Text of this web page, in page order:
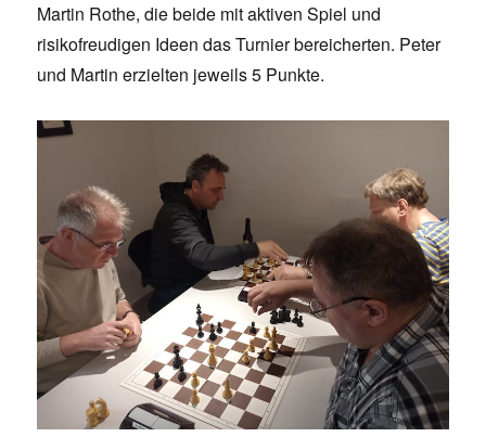
Martin Rothe, die beide mit aktiven Spiel und
risikofreudigen Ideen das Turnier bereicherten. Peter
und Martin erzielten jeweils 5 Punkte.